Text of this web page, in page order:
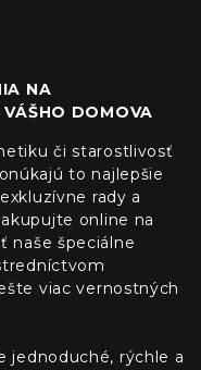
NA
DOMOVA
či starostlivosť
to najlepšie
rady a
online na
naše špeciálne
viac vernostných
jednoduché, rýchle a